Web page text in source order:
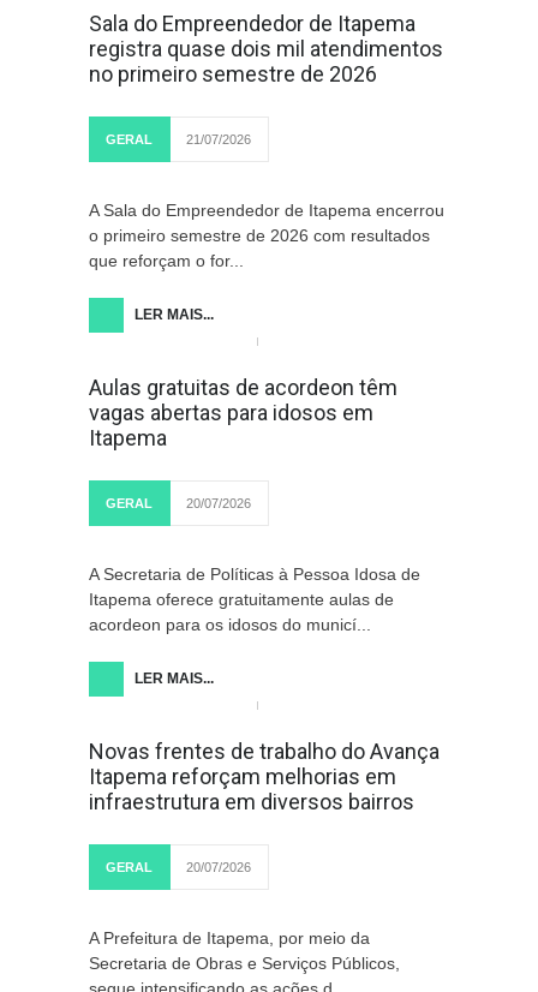
Sala do Empreendedor de Itapema
registra quase dois mil atendimentos
no primeiro semestre de 2026
GERAL 21/07/2026
A Sala do Empreendedor de Itapema encerrou
o primeiro semestre de 2026 com resultados
que reforçam o for...
LER MAIS...
Aulas gratuitas de acordeon têm
vagas abertas para idosos em
Itapema
GERAL 20/07/2026
A Secretaria de Políticas à Pessoa Idosa de
Itapema oferece gratuitamente aulas de
acordeon para os idosos do municí...
LER MAIS...
Novas frentes de trabalho do Avança
Itapema reforçam melhorias em
infraestrutura em diversos bairros
GERAL 20/07/2026
A Prefeitura de Itapema, por meio da
Secretaria de Obras e Serviços Públicos,
segue intensificando as ações d...